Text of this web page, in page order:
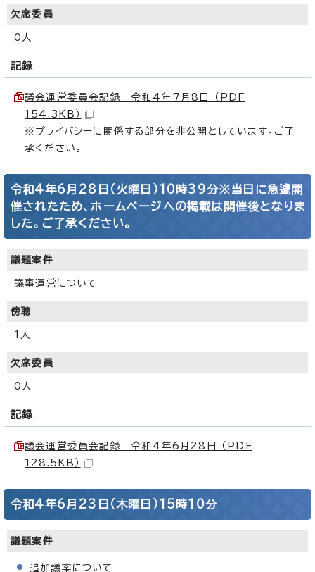
欠席委員
0人
記録
議会運営委員会記録 令和4年7月8日 （PDF
154.3KB）
※プライバシーに関係する部分を非公開としています。ご了
承ください。
令和4年6月28日（火曜日）10時39分※当日に急遽開
催されたため、ホームページへの掲載は開催後となりま
した。ご了承ください。
議題案件
議事運営について
傍聴
1人
欠席委員
0人
記録
議会運営委員会記録 令和4年6月28日 （PDF
128.5KB）
令和4年6月23日（木曜日）15時10分
議題案件
追加議案について